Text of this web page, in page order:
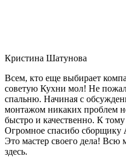
Кристина Шатунова
Всем, кто еще выбирает
советую Кухни мол! Не
спальню. Начиная с
монтажом никаких проблем
быстро и качественно. К
Огромное спасибо сборщику
Это мастер своего дела! Всю
здесь.